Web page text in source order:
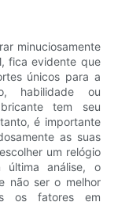
minuciosamente
fica evidente que
únicos para a
habilidade ou
tem seu
é importante
as suas
um relógio
última análise, o
não ser o melhor
os fatores em